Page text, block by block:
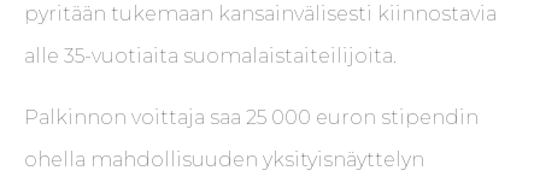
pyritään tukemaan kansainvälisesti kiinnostavia
alle 35-vuotiaita suomalaistaiteilijoita.
Palkinnon voittaja saa 25 000 euron stipendin
ohella mahdollisuuden yksityisnäyttelyn